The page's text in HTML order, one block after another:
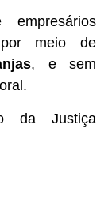
meio de
, e sem
da Justiça